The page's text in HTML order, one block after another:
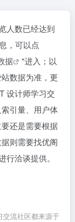
人数已经达到
，可以点
据
"进入；以
数据为准，更
设计师学习交
引量、用户体
还是需要根据
则需要找优阁
洽谈提供。
流社区都来源于